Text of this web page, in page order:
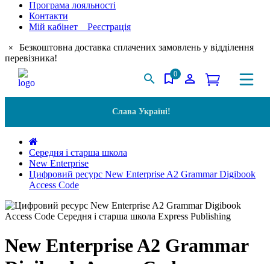
Програма лояльності
Контакти
Мій кабінет Реєстрація
×
Безкоштовна доставка сплачених замовлень у відділення
перевізника!
0
Слава Україні!
Середня і старша школа
New Enterprise
Цифровий ресурс New Enterprise A2 Grammar Digibook
Access Code
New Enterprise A2 Grammar